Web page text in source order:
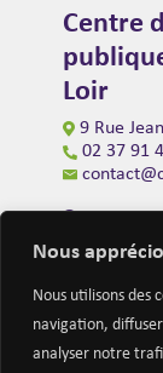
Nous
Nous utilisons des
navigation,
analyser notre
Centre
Loir
9 Rue
02 37 91
Ouverture
du lundi au
et de 14h00
(fermeture